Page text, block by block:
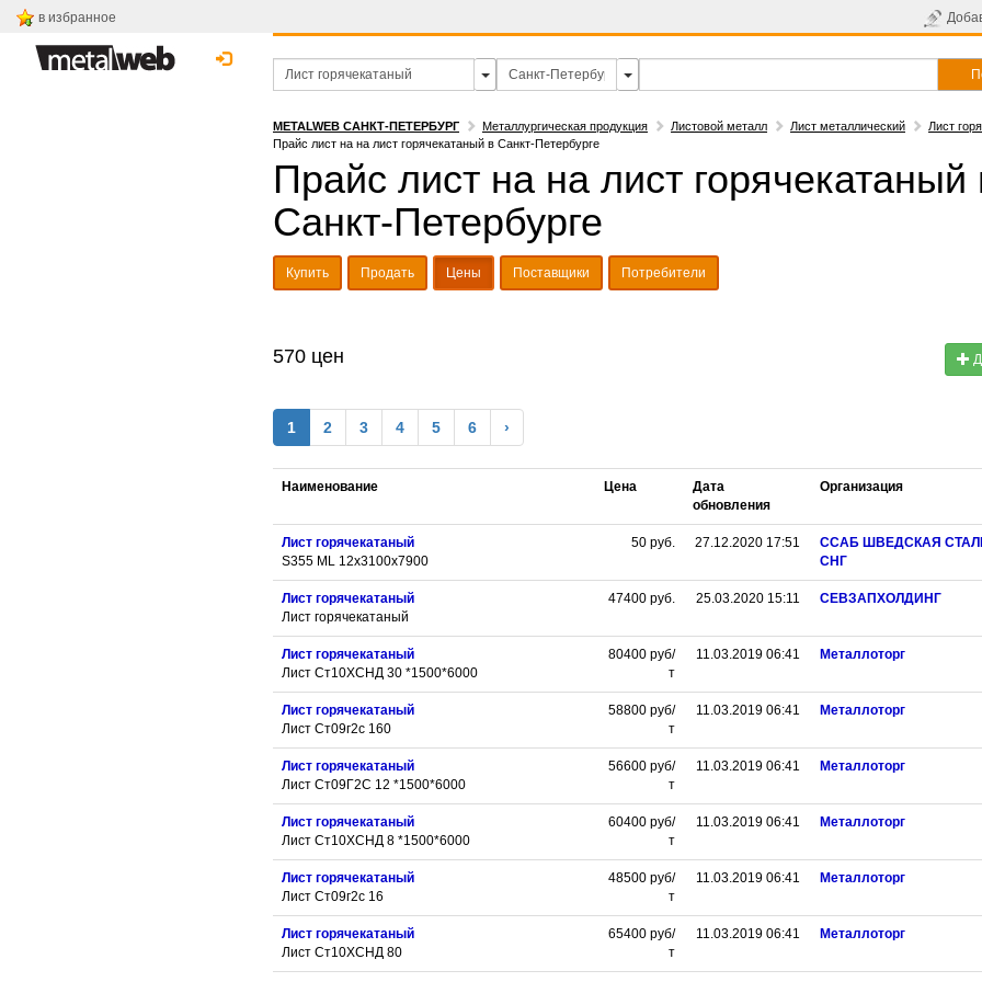
в избранное
METALWEB САНКТ-ПЕТЕРБУРГ Металлургическая продукция Листовой металл Лист металлический
Лист
Прайс лист на на лист горячекатаный в Санкт-Петербурге
Прайс лист на на лист горячекатаный
Санкт-Петербурге
Купить Продать Цены Поставщики Потребители
570 цен
1 2 3 4 5 6 ›
Наименование Цена
Дата
обновления
Организация
Лист горячекатаный
S355 ML 12x3100x7900
50 руб. 27.12.2020 17:51
ССАБ ШВЕДСКАЯ
СНГ
Лист горячекатаный
Лист горячекатаный
47400 руб. 25.03.2020 15:11 СЕВЗАПХОЛДИНГ
Лист горячекатаный
Лист Ст10ХСНД 30 *1500*6000
80400 руб/
т
11.03.2019 06:41 Металлоторг
Лист горячекатаный
Лист Ст09г2с 160
58800 руб/
т
11.03.2019 06:41 Металлоторг
Лист горячекатаный
Лист Ст09Г2С 12 *1500*6000
56600 руб/
т
11.03.2019 06:41 Металлоторг
Лист горячекатаный
Лист Ст10ХСНД 8 *1500*6000
60400 руб/
т
11.03.2019 06:41 Металлоторг
Лист горячекатаный
Лист Ст09г2с 16
48500 руб/
т
11.03.2019 06:41 Металлоторг
Лист горячекатаный
Лист Ст10ХСНД 80
65400 руб/
т
11.03.2019 06:41 Металлоторг